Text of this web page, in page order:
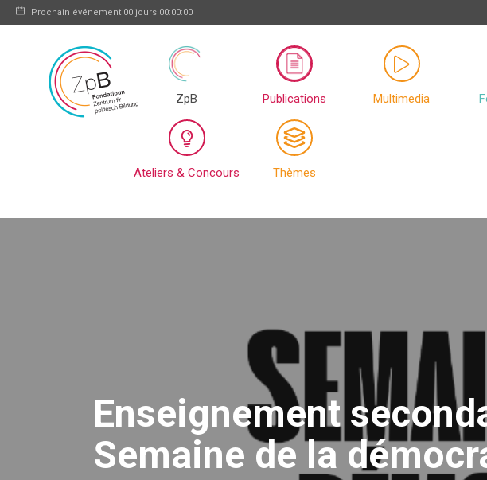
Prochain événement 00 jours 00:00:00
ZpB Publications Multimedia
Ateliers & Concours Thèmes
Enseignement
Semaine de la